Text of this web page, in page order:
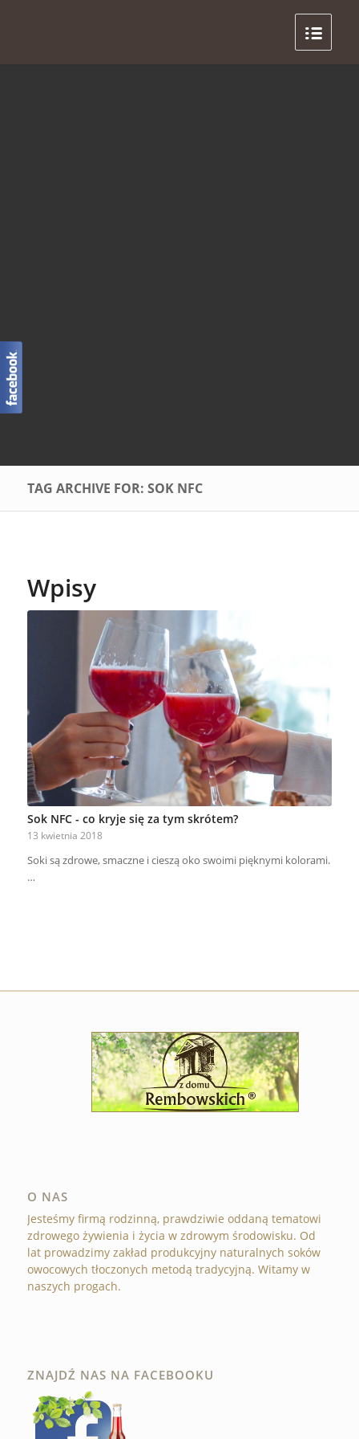
TAG ARCHIVE FOR: SOK NFC
Wpisy
Sok NFC - co kryje się za tym skrótem?
13 kwietnia 2018
Soki są zdrowe, smaczne i cieszą oko swoimi pięknymi kolorami.
…
O NAS
Jesteśmy firmą rodzinną, prawdziwie oddaną tematowi
zdrowego żywienia i życia w zdrowym środowisku. Od
lat prowadzimy zakład produkcyjny naturalnych soków
owocowych tłoczonych metodą tradycyjną. Witamy w
naszych progach.
ZNAJDŹ NAS NA FACEBOOKU